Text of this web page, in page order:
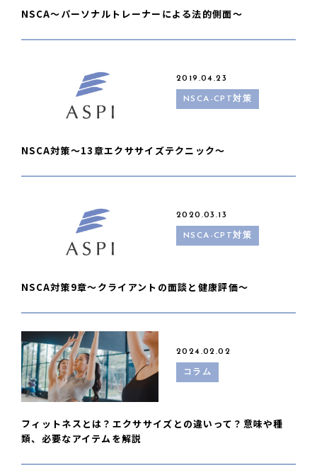
NSCA〜パーソナルトレーナーによる法的側面〜
2019.04.23
NSCA-CPT対策
NSCA対策〜13章エクササイズテクニック〜
2020.03.13
NSCA-CPT対策
NSCA対策9章〜クライアントの面談と健康評価〜
2024.02.02
コラム
フィットネスとは？エクササイズとの違いって？意味や種
類、必要なアイテムを解説